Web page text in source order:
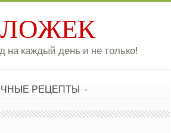
ЛОЖЕК
на каждый день и не только!
РЕЦЕПТЫ -